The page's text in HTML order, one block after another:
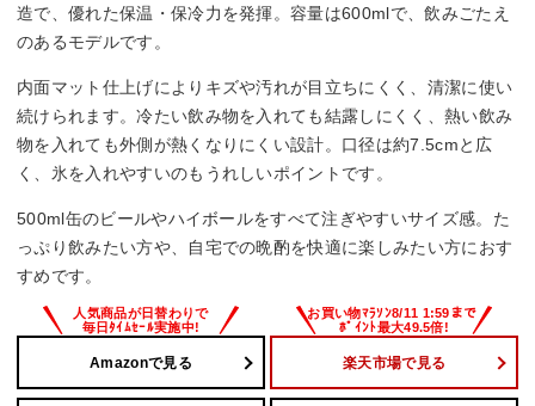
造で、優れた保温・保冷力を発揮。容量は600mlで、飲みごたえ
のあるモデルです。
内面マット仕上げによりキズや汚れが目立ちにくく、清潔に使い
続けられます。冷たい飲み物を入れても結露しにくく、熱い飲み
物を入れても外側が熱くなりにくい設計。口径は約7.5cmと広
く、氷を入れやすいのもうれしいポイントです。
500ml缶のビールやハイボールをすべて注ぎやすいサイズ感。た
っぷり飲みたい方や、自宅での晩酌を快適に楽しみたい方におす
すめです。
Amazonで見る 楽天市場で見る